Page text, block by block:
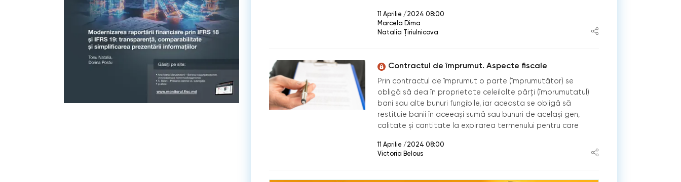
11 Aprilie /2024 08:00
Marcela Dima
Natalia Ţiriulnicova
Contractul de împrumut. Aspecte fiscale
Prin contractul de împrumut o parte (împrumutător) se
obligă să dea în proprietate celeilalte părţi (împrumutatul)
bani sau alte bunuri fungibile, iar aceasta se obligă să
restituie banii în aceeași sumă sau bunuri de același gen,
calitate şi cantitate la expirarea termenului pentru care
11 Aprilie /2024 08:00
Victoria Belous